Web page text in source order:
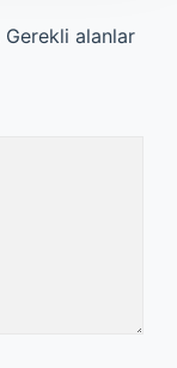
Gerekli alanlar